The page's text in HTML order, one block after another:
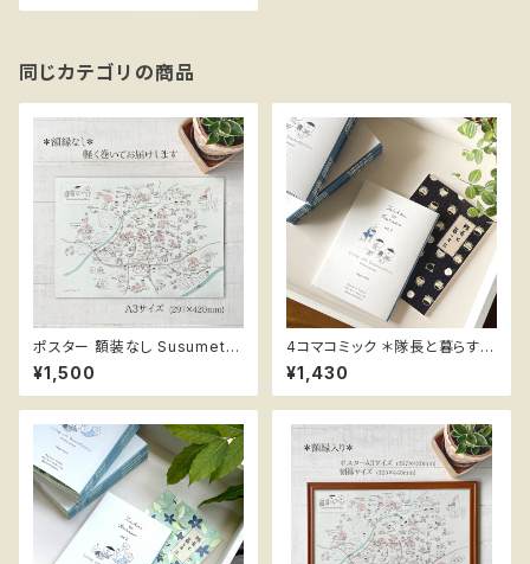
同じカテゴリの商品
ポスター 額装なし Susumetai
chouMap A3 ススメ隊長
¥1,500
4コマコミック ＊隊長と暮らす v
ol.3 ススメ隊長
¥1,430